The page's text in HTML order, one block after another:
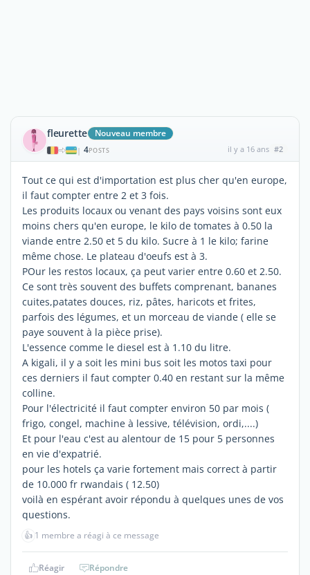
fleurette Nouveau membre
| 4POSTS il y a 16 ans #2
Tout ce qui est d'importation est plus cher qu'en europe,
il faut compter entre 2 et 3 fois.
Les produits locaux ou venant des pays voisins sont eux
moins chers qu'en europe, le kilo de tomates à 0.50 la
viande entre 2.50 et 5 du kilo. Sucre à 1 le kilo; farine
même chose. Le plateau d'oeufs est à 3.
POur les restos locaux, ça peut varier entre 0.60 et 2.50.
Ce sont très souvent des buffets comprenant, bananes
cuites,patates douces, riz, pâtes, haricots et frites,
parfois des légumes, et un morceau de viande ( elle se
paye souvent à la pièce prise).
L'essence comme le diesel est à 1.10 du litre.
A kigali, il y a soit les mini bus soit les motos taxi pour
ces derniers il faut compter 0.40 en restant sur la même
colline.
Pour l'électricité il faut compter environ 50 par mois (
frigo, congel, machine à lessive, télévision, ordi,....)
Et pour l'eau c'est au alentour de 15 pour 5 personnes
en vie d'expatrié.
pour les hotels ça varie fortement mais correct à partir
de 10.000 fr rwandais ( 12.50)
voilà en espérant avoir répondu à quelques unes de vos
questions.
👍 1 membre a réagi à ce message
Réagir Répondre